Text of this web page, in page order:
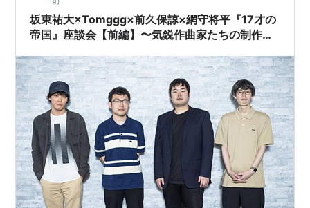
坂東祐大×Tomggg×前久保諒×網守将平『17才の
帝国』座談会【前編】〜気鋭作曲家たちの制作技